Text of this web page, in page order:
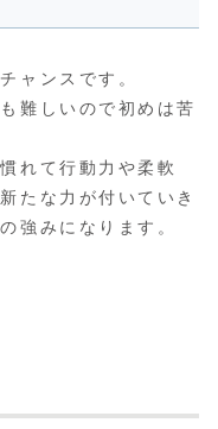
ャンスです。
難しいので初めは苦
れて行動力や柔軟
たな力が付いていき
強みになります。